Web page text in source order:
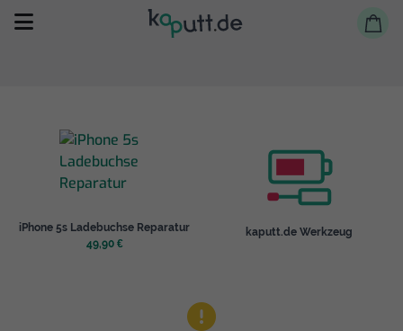
Selbst reparieren
Reparieren lassen
iPhone 5s Ladebuchse Reparatur
49,90 €
kaputt.de Werkzeug